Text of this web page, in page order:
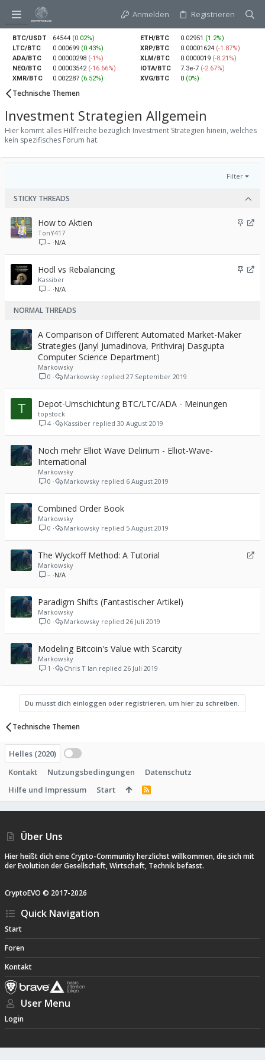
Anmelden Registrieren
BTC/USDT 64544 (0.02%) ETH/BTC 0.02951 (1.2%)
LTC/BTC
0.000699 (0.43%) XRP/BTC 0.00001624 (-1.87%)
ADA/BTC
0.00000298 (-1%) XLM/BTC 0.0000019 (-8.21%)
NEO/BTC
0.00003542 (-16.66%) IOTA/BTC 7.3e-7 (-2.67%)
XMR/BTC
0.002287 (6.52%) XVG/BTC 0 (0%)
Technische Themen
Investment Strategien Allgemein
Hier kommt alles Hillfreiche bezüglich Investment Strategien hinein, welches
kein spezifisches Forum hat.
Filter
STICKY THREADS
A
e
h
U
e
i
How to Aktien
TonY417
– N/A
A
U
Hodl vs Rebalancing
Kassiber
– N/A
NORMAL THREADS
A Comparison of Different Automated Market-Maker
Strategies (Janyl Jumadinova, Prithviraj Dasgupta
Computer Science Department)
Markowsky
0
27 September 2019
Markowsky
T Depot-Umschichtung BTC/LTC/ADA - Meinungen
topstock
4
30 August 2019
Kassiber
Noch mehr Elliot Wave Delirium - Elliot-Wave-
International
Markowsky
0
6 August 2019
Markowsky
Combined Order Book
Markowsky
0
5 August 2019
Markowsky
U
e
The Wyckoff Method: A Tutorial
Markowsky
– N/A
Paradigm Shifts (Fantastischer Artikel)
Markowsky
0
26 Juli 2019
Markowsky
Modeling Bitcoin's Value with Scarcity
Markowsky
1
26 Juli 2019
Chris T Ian
Du musst dich einloggen oder registrieren, um hier zu schreiben.
Technische Themen
Helles (2020)
Kontakt
Nutzungsbedingungen
Datenschutz
Hilfe und Impressum
Start
R
Über Uns
Hier heißt dich eine Crypto-Community herzlichst willkommen, die sich mit
der Evolution der Gesellschaft, Wirtschaft, Technik befasst.
CryptoEVO © 2017-2026
Quick Navigation
Start
Foren
Kontakt
User Menu
Login